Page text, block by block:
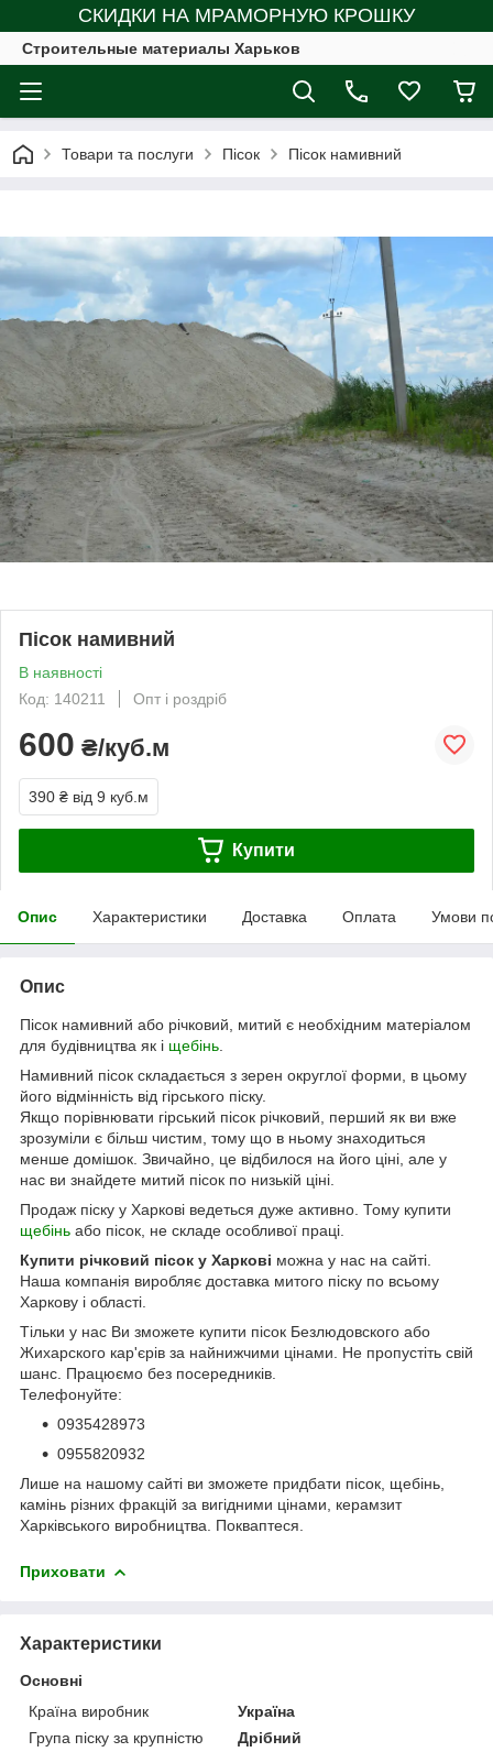
СКИДКИ НА МРАМОРНУЮ КРОШКУ
Строительные материалы Харьков
Товари та послуги Пісок Пісок намивний
Пісок намивний
В наявності
Код: 140211
Опт і роздріб
600 ₴/куб.м
390 ₴ від 9 куб.м
Купити
Опис Характеристики Доставка Оплата Умови
Опис
Пісок намивний або річковий, митий є необхідним матеріалом
для будівництва як і щебінь
Намивний пісок складається з зерен округлої форми, в цьому
його відмінність від гірського піску.
Якщо порівнювати гірський пісок річковий, перший як ви вже
зрозуміли є більш чистим, тому що в ньому знаходиться
менше домішок. Звичайно, це відбилося на його ціні, але у
нас ви знайдете митий пісок по низькій ціні.
Продаж піску у Харкові ведеться дуже активно. Тому купити
щебінь або пісок, не складе особливої праці.
Купити річковий пісок у Харкові можна у нас на сайті.
Наша компанія виробляє доставка митого піску по всьому
Харкову і області.
Тільки у нас Ви зможете купити пісок Безлюдовского або
Жихарского кар'єрів за найнижчими цінами. Не пропустіть свій
шанс. Працюємо без посередників.
Телефонуйте:
0935428973
0955820932
Лише на нашому сайті ви зможете придбати пісок, щебінь,
камінь різних фракцій за вигідними цінами, керамзит
Харківського виробництва. Покваптеся.
Приховати
Характеристики
Основні
Країна виробник
Україна
Група піску за крупністю
Дрібний